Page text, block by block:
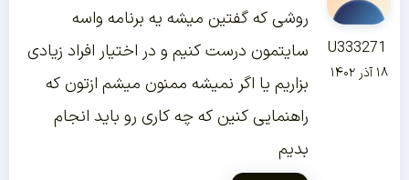
U333271
۱۸ آذر ۱۴۰۲
روشی که گفتین میشه یه برنامه واسه
سایتمون درست کنیم و در اختیار افراد زیادی
بزاریم یا اگر نمیشه ممنون میشم ازتون که
راهنمایی کنین که چه کاری رو باید انجام
بدیم